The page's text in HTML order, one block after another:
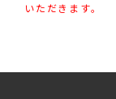
いただきます。